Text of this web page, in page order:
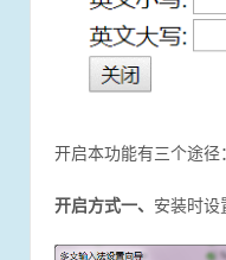
开启本功能有三个途径：
开启方式一、 安装时设